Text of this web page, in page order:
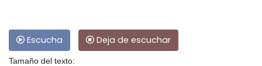
Escucha Deja de escuchar
Tamaño del texto: